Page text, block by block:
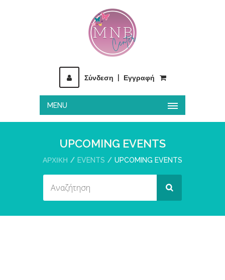
Σύνδεση Εγγραφή
MENU
UPCOMING EVENTS
ΑΡΧΙΚΉ EVENTS UPCOMING EVENTS